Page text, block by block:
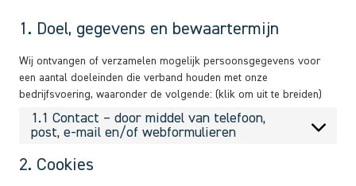
1. Doel, gegevens en bewaartermijn
Wij ontvangen of verzamelen mogelijk persoonsgegevens voor
een aantal doeleinden die verband houden met onze
bedrijfsvoering, waaronder de volgende: (klik om uit te breiden)
1.1 Contact – door middel van telefoon,
post, e-mail en/of webformulieren
2. Cookies